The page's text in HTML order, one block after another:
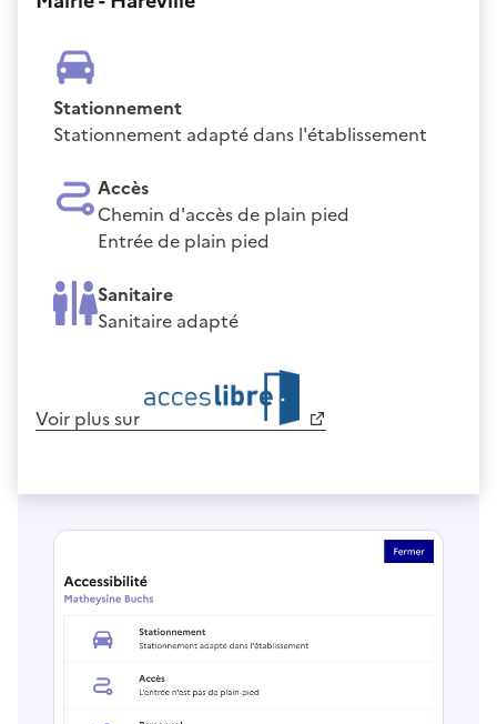
Stationnement
Stationnement adapté dans l'établissement
Accès
Chemin d'accès de plain pied
Entrée de plain pied
Sanitaire
Sanitaire adapté
Voir plus sur